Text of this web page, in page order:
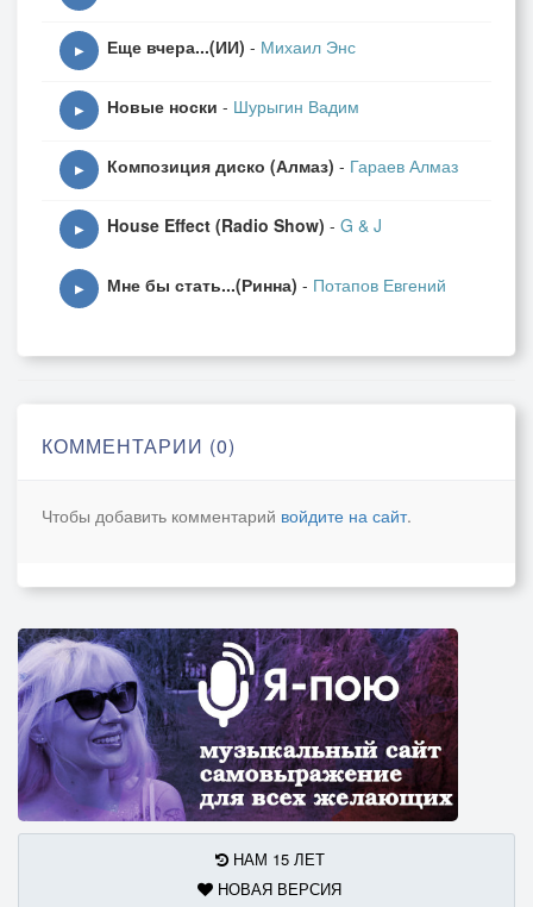
▶ Еще вчера...(ИИ) - Михаил Энс
▶ Новые носки - Шурыгин Вадим
▶ Композиция диско (Алмаз) - Гараев Алмаз
▶ House Effect (Radio Show) - G & J
▶ Мне бы стать...(Ринна) - Потапов Евгений
КОММЕНТАРИИ (0)
Чтобы добавить комментарий войдите на сайт.
НАМ 15 ЛЕТ
НОВАЯ ВЕРСИЯ